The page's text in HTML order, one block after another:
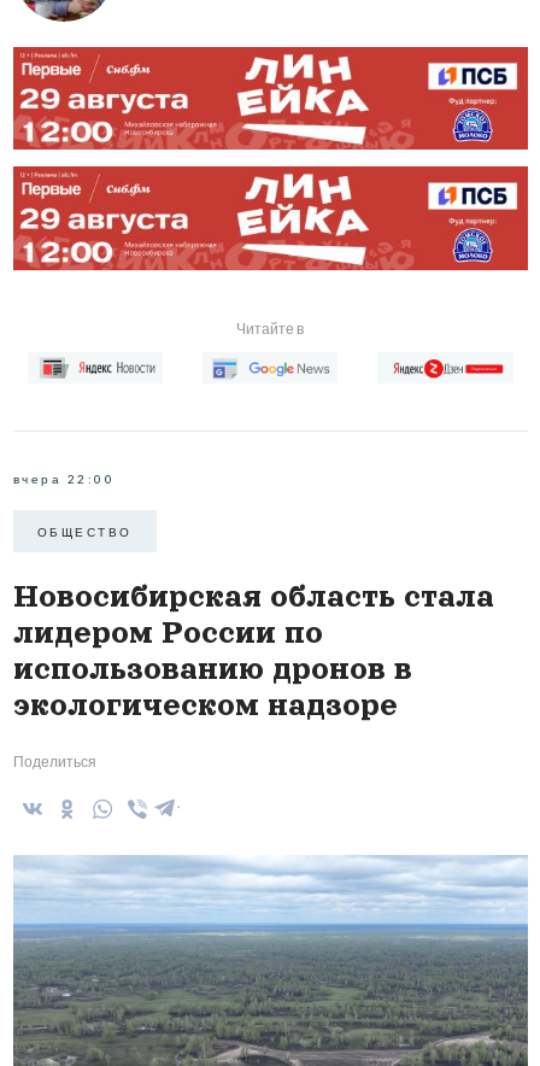
Читайте в
вчера 22:00
ОБЩЕСТВО
Новосибирская область стала
лидером России по
использованию дронов в
экологическом надзоре
Поделиться